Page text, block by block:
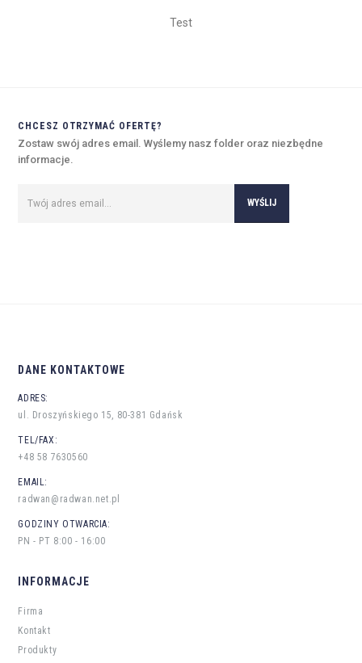
Test
CHCESZ OTRZYMAĆ OFERTĘ?
Zostaw swój adres email. Wyślemy nasz folder oraz niezbędne
informacje.
DANE KONTAKTOWE
ADRES:
ul. Droszyńskiego 15, 80-381 Gdańsk
TEL/FAX:
+48 58 7630560
EMAIL:
radwan@radwan.net.pl
GODZINY OTWARCIA:
PN - PT 8:00 - 16:00
INFORMACJE
Firma
Kontakt
Produkty